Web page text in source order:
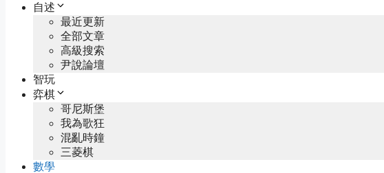
自述
最近更新
全部文章
高級搜索
尹說論壇
智玩
弈棋
哥尼斯堡
我為歌狂
混亂時鐘
三菱棋
數學